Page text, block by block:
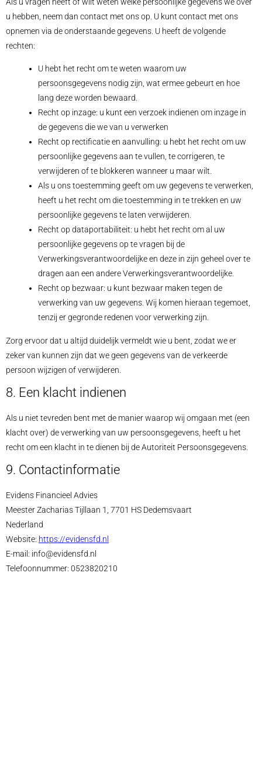
Als u vragen heeft of wilt weten welke persoonlijke gegevens we over
u hebben, neem dan contact met ons op. U kunt contact met ons
opnemen via de onderstaande gegevens. U heeft de volgende
rechten:
U hebt het recht om te weten waarom uw
persoonsgegevens nodig zijn, wat ermee gebeurt en hoe
lang deze worden bewaard.
Recht op inzage: u kunt een verzoek indienen om inzage in
de gegevens die we van u verwerken
Recht op rectificatie en aanvulling: u hebt het recht om uw
persoonlijke gegevens aan te vullen, te corrigeren, te
verwijderen of te blokkeren wanneer u maar wilt.
Als u ons toestemming geeft om uw gegevens te verwerken,
heeft u het recht om die toestemming in te trekken en uw
persoonlijke gegevens te laten verwijderen.
Recht op dataportabiliteit: u hebt het recht om al uw
persoonlijke gegevens op te vragen bij de
Verwerkingsverantwoordelijke en deze in zijn geheel over te
dragen aan een andere Verwerkingsverantwoordelijke.
Recht op bezwaar: u kunt bezwaar maken tegen de
verwerking van uw gegevens. Wij komen hieraan tegemoet,
tenzij er gegronde redenen voor verwerking zijn.
Zorg ervoor dat u altijd duidelijk vermeldt wie u bent, zodat we er
zeker van kunnen zijn dat we geen gegevens van de verkeerde
persoon wijzigen of verwijderen.
8. Een klacht indienen
Als u niet tevreden bent met de manier waarop wij omgaan met (een
klacht over) de verwerking van uw persoonsgegevens, heeft u het
recht om een klacht in te dienen bij de Autoriteit Persoonsgegevens.
9. Contactinformatie
Evidens Financieel Advies
Meester Zacharias Tijllaan 1, 7701 HS Dedemsvaart
Nederland
Website: https://evidensfd.nl
E-mail: info@evidensfd.nl
Telefoonnummer: 0523820210